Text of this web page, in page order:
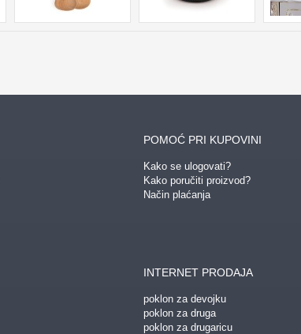
POMOĆ PRI KUPOVINI
Kako se ulogovati?
Kako poručiti proizvod?
Način plaćanja
INTERNET PRODAJA
poklon za devojku
poklon za druga
poklon za drugaricu